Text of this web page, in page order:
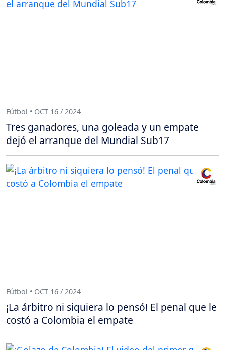
Fútbol • OCT 16 / 2024
Tres ganadores, una goleada y un empate
dejó el arranque del Mundial Sub17
Fútbol • OCT 16 / 2024
¡La árbitro ni siquiera lo pensó! El penal que le
costó a Colombia el empate